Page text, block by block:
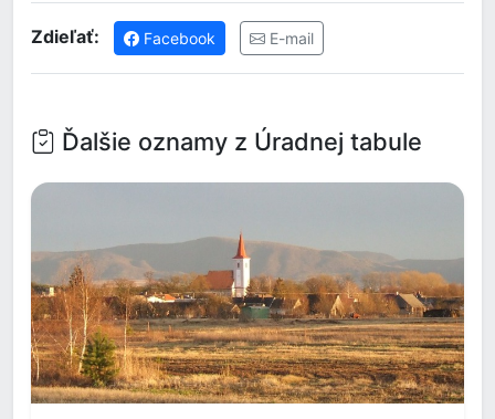
Zdieľať: Facebook E-mail
Ďalšie oznamy z Úradnej tabule